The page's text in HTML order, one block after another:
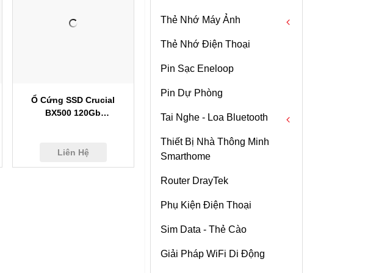
Thẻ Nhớ Máy Ảnh
Thẻ Nhớ CF
Thẻ Nhớ CFast
Thẻ Nhớ SDHC
Thẻ Nhớ SDXC
Thẻ Nhớ CFexpress
Thẻ Nhớ Điện Thoại
Pin Sạc Eneloop
Pin Dự Phòng
Tai Nghe - Loa Bluetooth
Tai Nghe Bluetooth
Thiết Bị Nhà Thông Minh
Smarthome
Router DrayTek
Phụ Kiện Điện Thoại
Sim Data - Thẻ Cào
Giải Pháp WiFi Di Động
IPhone 14 Promax
512G
Chi tiết
Access Point WiFi
Grandstream
1167Mbps , Chịu Tải
Camera WiFi Ezviz
C3N – Có Màu Ban
Đêm – Full HD1080p
Chi tiết
Bộ Phát Wifi Huawei
Ổ Cứng SSD Crucial
BX500 120Gb
Liên Hệ
Xem nhanh